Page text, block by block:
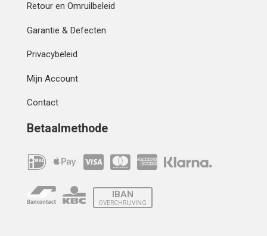
Retour en Omruilbeleid
Garantie & Defecten
Privacybeleid
Mijn Account
Contact
Betaalmethode
IBAN
OVERCHRIJVING